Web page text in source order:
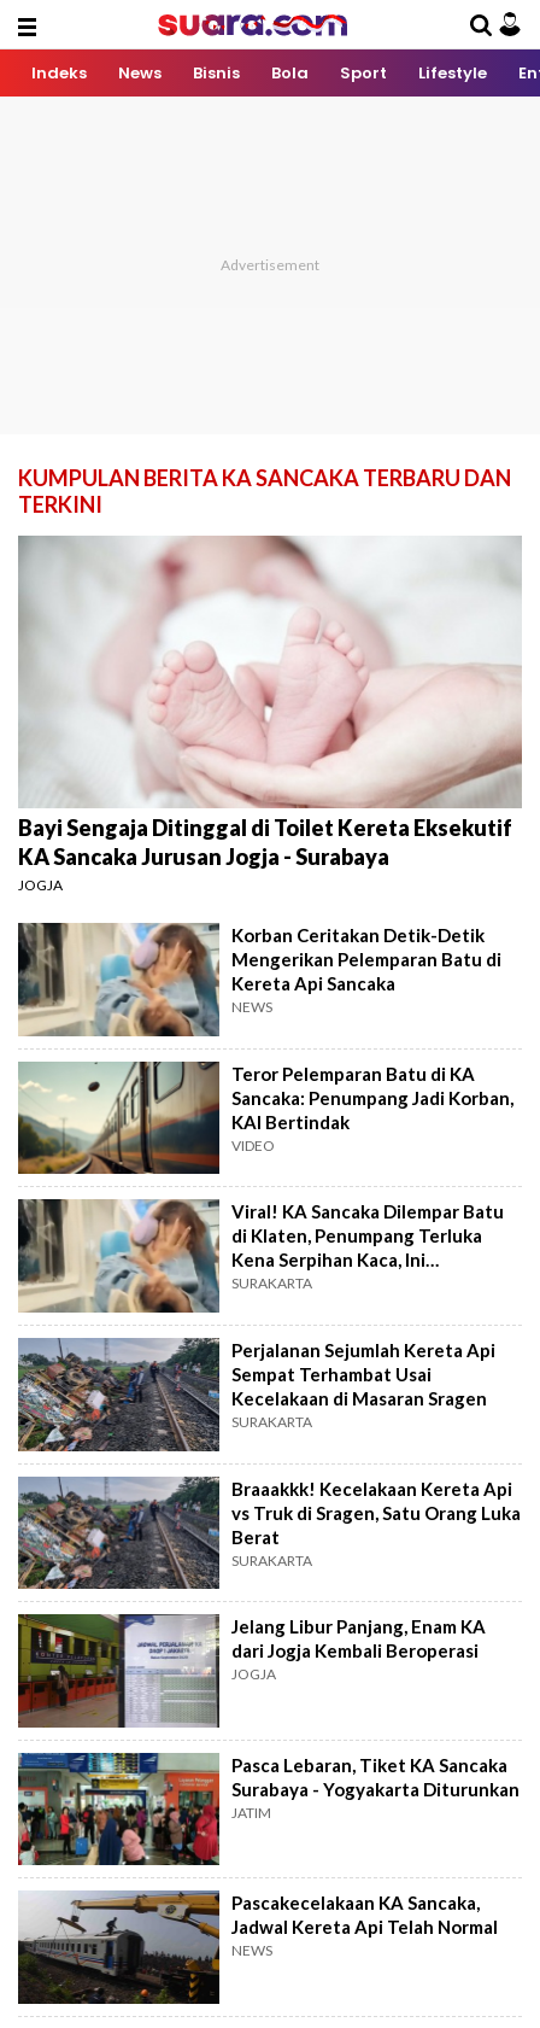
Indeks News Bisnis Bola Sport Lifestyle
KUMPULAN BERITA KA SANCAKA TERBARU DAN
TERKINI
Bayi Sengaja Ditinggal di Toilet Kereta Eksekutif
KA Sancaka Jurusan Jogja - Surabaya
JOGJA
Korban Ceritakan Detik-Detik
Mengerikan Pelemparan Batu di
Kereta Api Sancaka
NEWS
Teror Pelemparan Batu di KA
Sancaka: Penumpang Jadi Korban,
KAI Bertindak
VIDEO
Viral! KA Sancaka Dilempar Batu
di Klaten, Penumpang Terluka
Kena Serpihan Kaca, Ini
Kronologinya
SURAKARTA
Perjalanan Sejumlah Kereta Api
Sempat Terhambat Usai
Kecelakaan di Masaran Sragen
SURAKARTA
Braaakkk! Kecelakaan Kereta Api
vs Truk di Sragen, Satu Orang Luka
Berat
SURAKARTA
Jelang Libur Panjang, Enam KA
dari Jogja Kembali Beroperasi
JOGJA
Pasca Lebaran, Tiket KA Sancaka
Surabaya - Yogyakarta Diturunkan
JATIM
Pascakecelakaan KA Sancaka,
Jadwal Kereta Api Telah Normal
NEWS